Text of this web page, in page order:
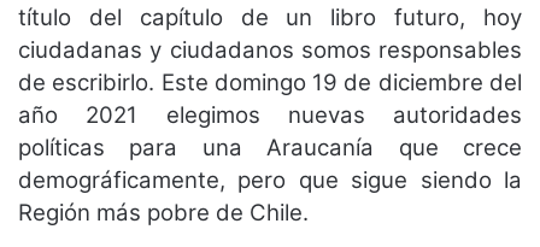
título del capítulo de un libro futuro, hoy
ciudadanas y ciudadanos somos responsables
de escribirlo. Este domingo 19 de diciembre del
año 2021 elegimos nuevas autoridades
políticas para una Araucanía que crece
demográficamente, pero que sigue siendo la
Región más pobre de Chile.